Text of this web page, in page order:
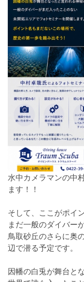
水中カメラマンの中
ます！！
そして、ここがポイ
まだ一般のダイバー
鳥取砂丘のさらに奥
辺で潜る予定です。
因幡の白兎が舞台と